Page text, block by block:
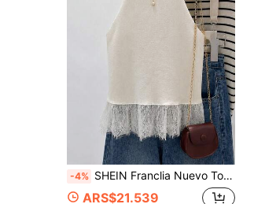
-4% SHEIN Franclia Nuevo Top de Punto Casual Versátil para Uso Diario, Estilo de Calle para Conciertos, Top de Punto con Cuello Halter, Top de Punto sin Mangas, Top Pullover Beige, Top de Punto con Patchwork de Encaje, Top de Punto de unicolor
ARS$21.539